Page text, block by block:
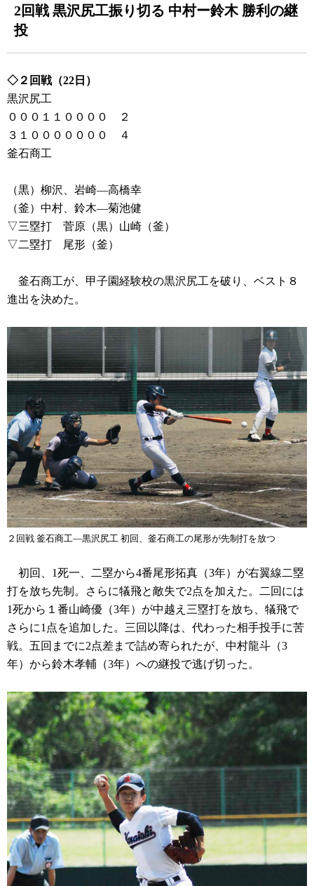
2回戦 黒沢尻工振り切る 中村ー鈴木 勝利の継
投
◇２回戦（22日）
黒沢尻工
０００１１００００ ２
３１０００００００ ４
釜石商工
（黒）柳沢、岩崎―高橋幸
（釜）中村、鈴木―菊池健
▽三塁打 菅原（黒）山崎（釜）
▽二塁打 尾形（釜）
釜石商工が、甲子園経験校の黒沢尻工を破り、ベスト８
進出を決めた。
２回戦 釜石商工—黒沢尻工 初回、釜石商工の尾形が先制打を放つ
初回、1死一、二塁から4番尾形拓真（3年）が右翼線二塁
打を放ち先制。さらに犠飛と敵失で2点を加えた。二回には
1死から１番山崎優（3年）が中越え三塁打を放ち、犠飛で
さらに1点を追加した。三回以降は、代わった相手投手に苦
戦。五回までに2点差まで詰め寄られたが、中村龍斗（3
年）から鈴木孝輔（3年）への継投で逃げ切った。